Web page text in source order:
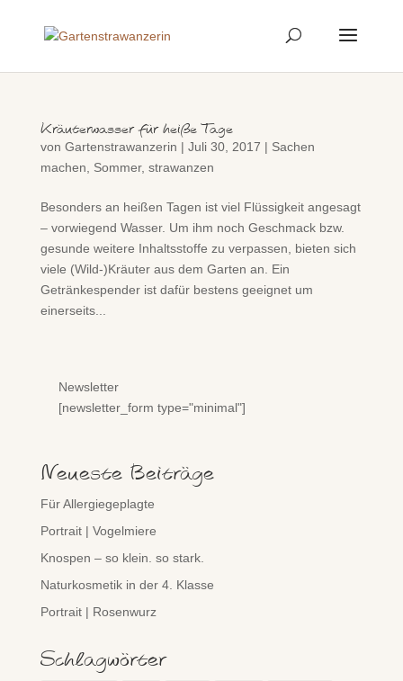
Kräuterwasser für heiße Tage
von Gartenstrawanzerin | Juli 30, 2017 | Sachen
machen
Sommer, strawanzen
Besonders an heißen Tagen ist viel Flüssigkeit angesagt
– vorwiegend Wasser. Um ihm noch Geschmack bzw.
gesunde weitere Inhaltsstoffe zu verpassen, bieten sich
viele (Wild-)Kräuter aus dem Garten an. Ein
Getränkespender ist dafür bestens geeignet um
einerseits...
Newsletter
[newsletter_form type="minimal"]
Neueste Beiträge
Für Allergiegeplagte
Portrait | Vogelmiere
Knospen – so klein. so stark.
Naturkosmetik in der 4. Klasse
Portrait | Rosenwurz
Schlagwörter